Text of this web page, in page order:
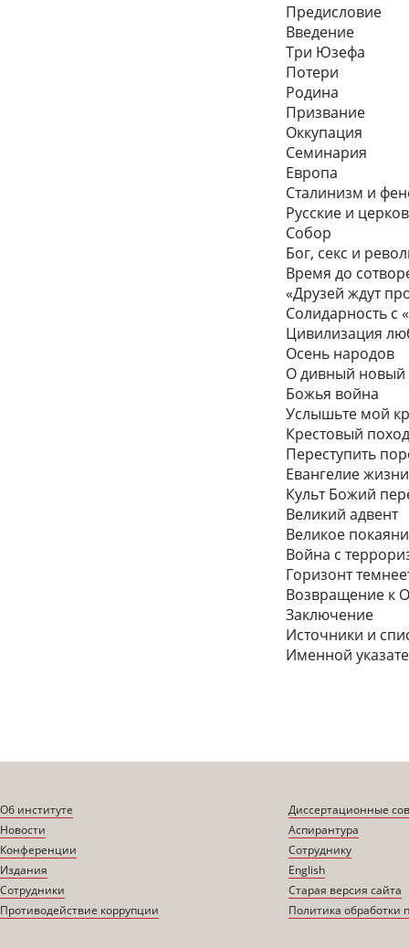
Предисловие
Введение
Три Юзефа
Потери
Родина
Призвание
Оккупация
Семинария
Европа
Сталинизм и
Русские и
Собор
Бог, секс и
Время до
«Друзей ждут
Солидарность с
Цивилизация
Осень народов
О дивный
Божья война
Услышьте мой
Крестовый
Переступить
Евангелие жизни
Культ Божий
Великий адвент
Великое
Война с
Горизонт
Возвращение к
Заключение
Источники и
Именной
Об институте
Новости
Конференции
Издания
Сотрудники
Противодействие коррупции
Диссертационные
Аспирантура
Сотруднику
English
Старая версия сайта
Политика обработки